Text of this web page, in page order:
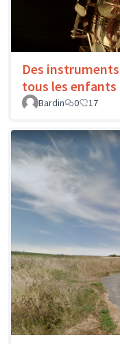
Des
tous les enfants
Bardin
0 17